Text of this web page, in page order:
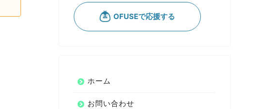
ホーム
お問い合わせ